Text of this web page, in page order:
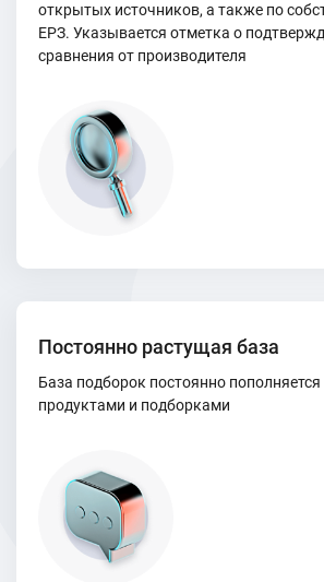
открытых источников, а также по
ЕРЗ. Указывается отметка о
сравнения от производителя
Постоянно растущая база
База подборок постоянно
продуктами и подборками